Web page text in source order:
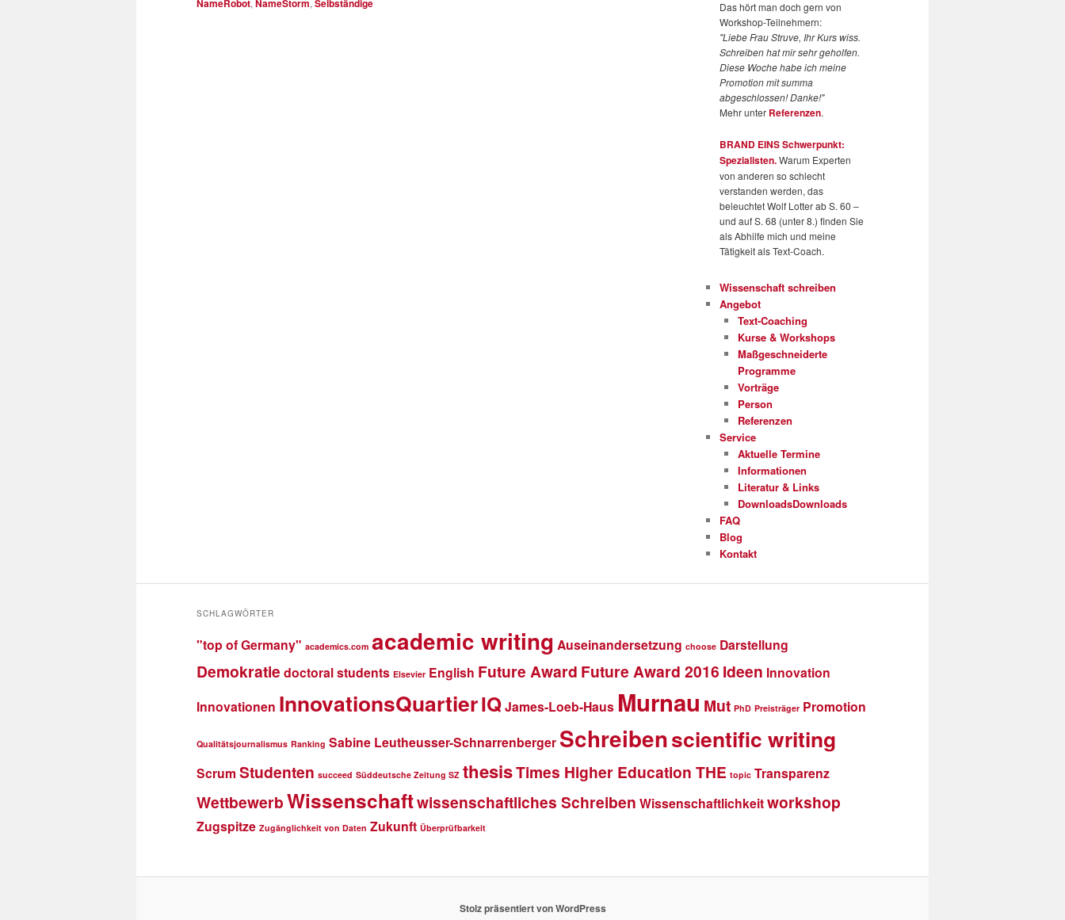
NameRobot, NameStorm, Selbständige
Das hört man doch gern von
Workshop-Teilnehmern:
"Liebe Frau Struve, Ihr Kurs wiss.
Schreiben hat mir sehr geholfen.
Diese Woche habe ich meine
Promotion mit summa
abgeschlossen! Danke!"
Mehr unter Referenzen.
BRAND EINS Schwerpunkt:
Spezialisten.Warum Experten
von anderen so schlecht
verstanden werden, das
beleuchtet Wolf Lotter ab S. 60 –
und auf S. 68 (unter 8.) finden Sie
als Abhilfe mich und meine
Tätigkeit als Text-Coach.
Wissenschaft schreiben
Angebot
Text-Coaching
Kurse & Workshops
Maßgeschneiderte
Programme
Vorträge
Person
Referenzen
Service
Aktuelle Termine
Informationen
Literatur & Links
DownloadsDownloads
FAQ
Blog
Kontakt
SCHLAGWÖRTER
"top of Germany" academics.com academic writing Auseinandersetzung choose Darstellung
Demokratie doctoral students Elsevier English Future Award Future Award 2016 Ideen Innovation
Innovationen InnovationsQuartierIQJames-Loeb-Haus Murnau Mut PhD Preisträger Promotion
Qualitätsjournalismus Ranking Sabine Leutheusser-Schnarrenberger Schreibenscientific writing
Scrum Studenten succeed Süddeutsche Zeitung SZ thesisTimes Higher Education THE topic Transparenz
WettbewerbWissenschaftwissenschaftliches Schreiben Wissenschaftlichkeitworkshop
Zugspitze Zugänglichkeit von Daten Zukunft Überprüfbarkeit
Stolz präsentiert von WordPress